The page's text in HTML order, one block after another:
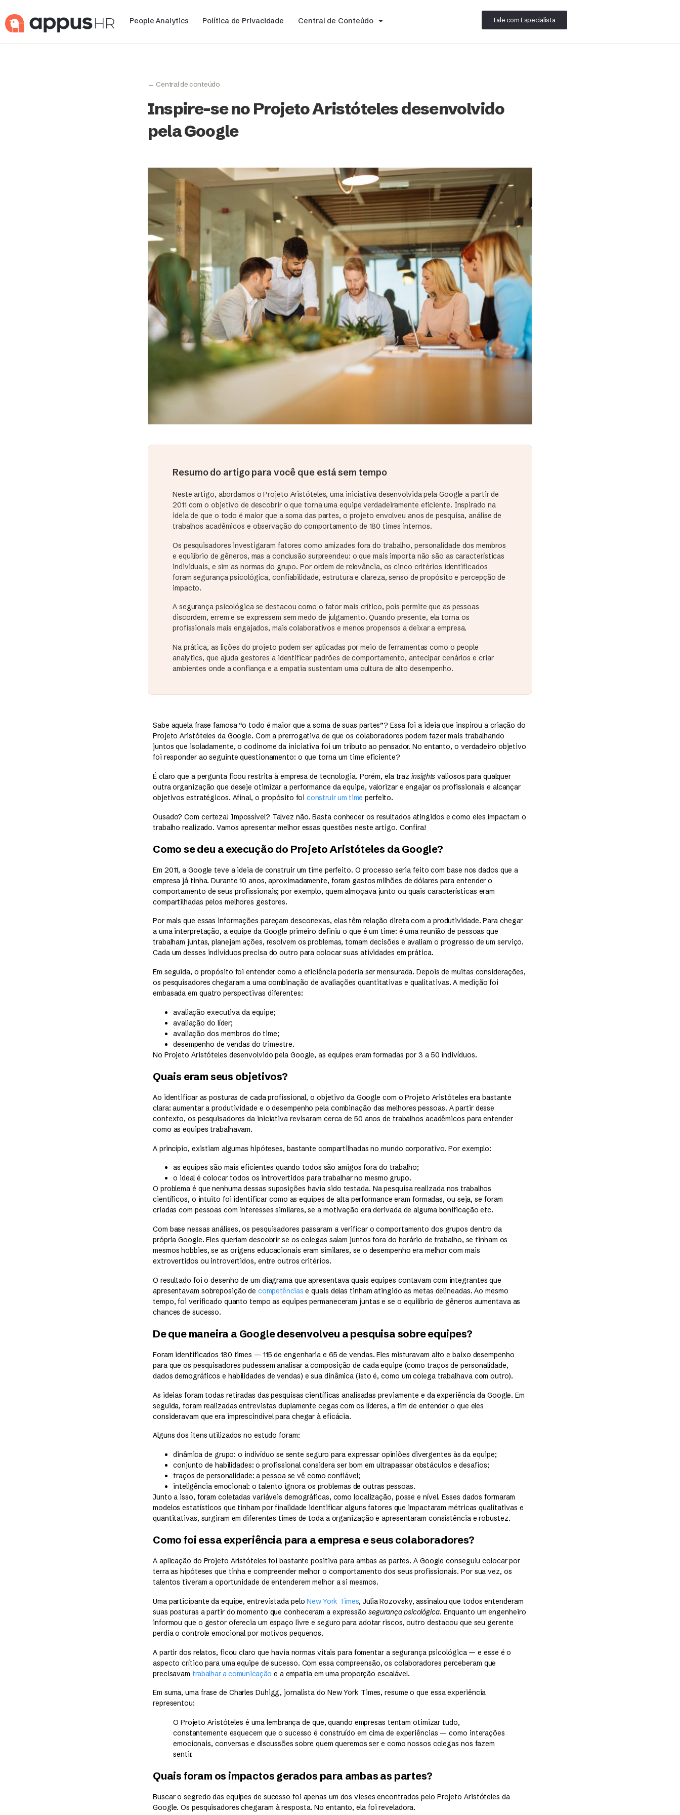
People Analytics Política de Privacidade Central de Conteúdo Fale com Especialista
← Central de conteúdo
Inspire-se no Projeto Aristóteles desenvolvido
pela Google
Resumo do artigo para você que está sem tempo
Neste artigo, abordamos o Projeto Aristóteles, uma iniciativa desenvolvida pela Google a partir de
2011 com o objetivo de descobrir o que torna uma equipe verdadeiramente eficiente. Inspirado na
ideia de que o todo é maior que a soma das partes, o projeto envolveu anos de pesquisa, análise de
trabalhos acadêmicos e observação do comportamento de 180 times internos.
Os pesquisadores investigaram fatores como amizades fora do trabalho, personalidade dos membros
e equilíbrio de gêneros, mas a conclusão surpreendeu: o que mais importa não são as características
individuais, e sim as normas do grupo. Por ordem de relevância, os cinco critérios identificados
foram segurança psicológica, confiabilidade, estrutura e clareza, senso de propósito e percepção de
impacto.
A segurança psicológica se destacou como o fator mais crítico, pois permite que as pessoas
discordem, errem e se expressem sem medo de julgamento. Quando presente, ela torna os
profissionais mais engajados, mais colaborativos e menos propensos a deixar a empresa.
Na prática, as lições do projeto podem ser aplicadas por meio de ferramentas como o people
analytics, que ajuda gestores a identificar padrões de comportamento, antecipar cenários e criar
ambientes onde a confiança e a empatia sustentam uma cultura de alto desempenho.
Sabe aquela frase famosa “o todo é maior que a soma de suas partes”? Essa foi a ideia que inspirou a criação do
Projeto Aristóteles da Google. Com a prerrogativa de que os colaboradores podem fazer mais trabalhando
juntos que isoladamente, o codinome da iniciativa foi um tributo ao pensador. No entanto, o verdadeiro objetivo
foi responder ao seguinte questionamento: o que torna um time eficiente?
É claro que a pergunta ficou restrita à empresa de tecnologia. Porém, ela trazinsights valiosos para qualquer
outra organização que deseje otimizar a performance da equipe, valorizar e engajar os profissionais e alcançar
objetivos estratégicos. Afinal, o propósito foiconstruir um time perfeito.
Ousado? Com certeza! Impossível? Talvez não. Basta conhecer os resultados atingidos e como eles impactam o
trabalho realizado. Vamos apresentar melhor essas questões neste artigo. Confira!
Como se deu a execução do Projeto Aristóteles da Google?
Em 2011, a Google teve a ideia de construir um time perfeito. O processo seria feito com base nos dados que a
empresa já tinha. Durante 10 anos, aproximadamente, foram gastos milhões de dólares para entender o
comportamento de seus profissionais; por exemplo, quem almoçava junto ou quais características eram
compartilhadas pelos melhores gestores.
Por mais que essas informações pareçam desconexas, elas têm relação direta com a produtividade. Para chegar
a uma interpretação, a equipe da Google primeiro definiu o que é um time: é uma reunião de pessoas que
trabalham juntas, planejam ações, resolvem os problemas, tomam decisões e avaliam o progresso de um serviço.
Cada um desses indivíduos precisa do outro para colocar suas atividades em prática.
Em seguida, o propósito foi entender como a eficiência poderia ser mensurada. Depois de muitas considerações,
os pesquisadores chegaram a uma combinação de avaliações quantitativas e qualitativas. A medição foi
embasada em quatro perspectivas diferentes:
avaliação executiva da equipe;
avaliação do líder;
avaliação dos membros do time;
desempenho de vendas do trimestre.
No Projeto Aristóteles desenvolvido pela Google, as equipes eram formadas por 3 a 50 indivíduos.
Quais eram seus objetivos?
Ao identificar as posturas de cada profissional, o objetivo da Google com o Projeto Aristóteles era bastante
clara: aumentar a produtividade e o desempenho pela combinação das melhores pessoas. A partir desse
contexto, os pesquisadores da iniciativa revisaram cerca de 50 anos de trabalhos acadêmicos para entender
como as equipes trabalhavam.
A princípio, existiam algumas hipóteses, bastante compartilhadas no mundo corporativo. Por exemplo:
as equipes são mais eficientes quando todos são amigos fora do trabalho;
o ideal é colocar todos os introvertidos para trabalhar no mesmo grupo.
O problema é que nenhuma dessas suposições havia sido testada. Na pesquisa realizada nos trabalhos
científicos, o intuito foi identificar como as equipes de alta performance eram formadas, ou seja, se foram
criadas com pessoas com interesses similares, se a motivação era derivada de alguma bonificação etc.
Com base nessas análises, os pesquisadores passaram a verificar o comportamento dos grupos dentro da
própria Google. Eles queriam descobrir se os colegas saíam juntos fora do horário de trabalho, se tinham os
mesmos hobbies, se as origens educacionais eram similares, se o desempenho era melhor com mais
extrovertidos ou introvertidos, entre outros critérios.
O resultado foi o desenho de um diagrama que apresentava quais equipes contavam com integrantes que
apresentavam sobreposição decompetências e quais delas tinham atingido as metas delineadas. Ao mesmo
tempo, foi verificado quanto tempo as equipes permaneceram juntas e se o equilíbrio de gêneros aumentava as
chances de sucesso.
De que maneira a Google desenvolveu a pesquisa sobre equipes?
Foram identificados 180 times — 115 de engenharia e 65 de vendas. Eles misturavam alto e baixo desempenho
para que os pesquisadores pudessem analisar a composição de cada equipe (como traços de personalidade,
dados demográficos e habilidades de vendas) e sua dinâmica (isto é, como um colega trabalhava com outro).
As ideias foram todas retiradas das pesquisas científicas analisadas previamente e da experiência da Google. Em
seguida, foram realizadas entrevistas duplamente cegas com os líderes, a fim de entender o que eles
consideravam que era imprescindível para chegar à eficácia.
Alguns dos itens utilizados no estudo foram:
dinâmica de grupo: o indivíduo se sente seguro para expressar opiniões divergentes às da equipe;
conjunto de habilidades: o profissional considera ser bom em ultrapassar obstáculos e desafios;
traços de personalidade: a pessoa se vê como confiável;
inteligência emocional: o talento ignora os problemas de outras pessoas.
Junto a isso, foram coletadas variáveis demográficas, como localização, posse e nível. Esses dados formaram
modelos estatísticos que tinham por finalidade identificar alguns fatores que impactaram métricas qualitativas e
quantitativas, surgiram em diferentes times de toda a organização e apresentaram consistência e robustez.
Como foi essa experiência para a empresa e seus colaboradores?
A aplicação do Projeto Aristóteles foi bastante positiva para ambas as partes. A Google conseguiu colocar por
terra as hipóteses que tinha e compreender melhor o comportamento dos seus profissionais. Por sua vez, os
talentos tiveram a oportunidade de entenderem melhor a si mesmos.
Uma participante da equipe, entrevistada peloNew York Times, Julia Rozovsky, assinalou que todos entenderam
suas posturas a partir do momento que conheceram a expressão segurança psicológica. Enquanto um engenheiro
informou que o gestor oferecia um espaço livre e seguro para adotar riscos, outro destacou que seu gerente
perdia o controle emocional por motivos pequenos.
A partir dos relatos, ficou claro que havia normas vitais para fomentar a segurança psicológica — e esse é o
aspecto crítico para uma equipe de sucesso. Com essa compreensão, os colaboradores perceberam que
precisavam trabalhar a comunicação e a empatia em uma proporção escalável.
Em suma, uma frase de Charles Duhigg, jornalista do New York Times, resume o que essa experiência
representou:
O Projeto Aristóteles é uma lembrança de que, quando empresas tentam otimizar tudo,
constantemente esquecem que o sucesso é construído em cima de experiências — como interações
emocionais, conversas e discussões sobre quem queremos ser e como nossos colegas nos fazem
sentir.
Quais foram os impactos gerados para ambas as partes?
Buscar o segredo das equipes de sucesso foi apenas um dos vieses encontrados pelo Projeto Aristóteles da
Google. Os pesquisadores chegaram à resposta. No entanto, ela foi reveladora.